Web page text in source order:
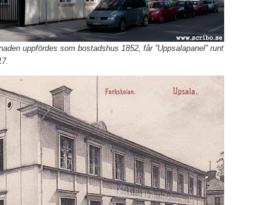
uppfördes som bostadshus 1852, får ”Uppsalapanel” runt
.